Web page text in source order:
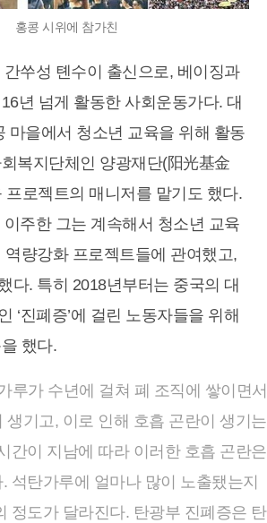
홍콩 시위에 참가친
쑤성 톈수이 출신으로, 베이징과
년 넘게 활동한 사회운동가다. 대
마을에서 청소년 교육을 위해 활동
복지단체인 양광재단(阳光基金
프로젝트의 매니저를 맡기도 했다.
주한 그는 계속해서 청소년 교육
역량강화 프로젝트들에 관여했고,
다. 특히 2018년부터는 중국의 대
‘진폐증’에 걸린 노동자들을 위해
했다.
루가 수년에 걸쳐 폐 조직에 쌓이면서
생기고, 이로 인해 호흡 곤란이 생기는
간이 지남에 따라 이러한 호흡 곤란은
석탄가루에 얼마나 많이 노출됐는지
정도가 달라진다. 탄광부 진폐증은 탄